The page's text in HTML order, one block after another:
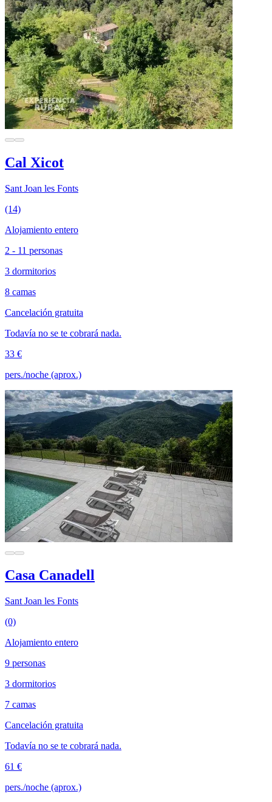
Cal Xicot
Sant Joan les Fonts
(14)
Alojamiento entero
2 - 11 personas
3 dormitorios
8 camas
Cancelación gratuita
Todavía no se te cobrará nada.
33 €
pers./noche (aprox.)
Casa Canadell
Sant Joan les Fonts
(0)
Alojamiento entero
9 personas
3 dormitorios
7 camas
Cancelación gratuita
Todavía no se te cobrará nada.
61 €
pers./noche (aprox.)